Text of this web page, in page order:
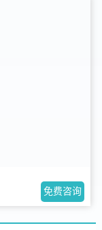
免费咨询